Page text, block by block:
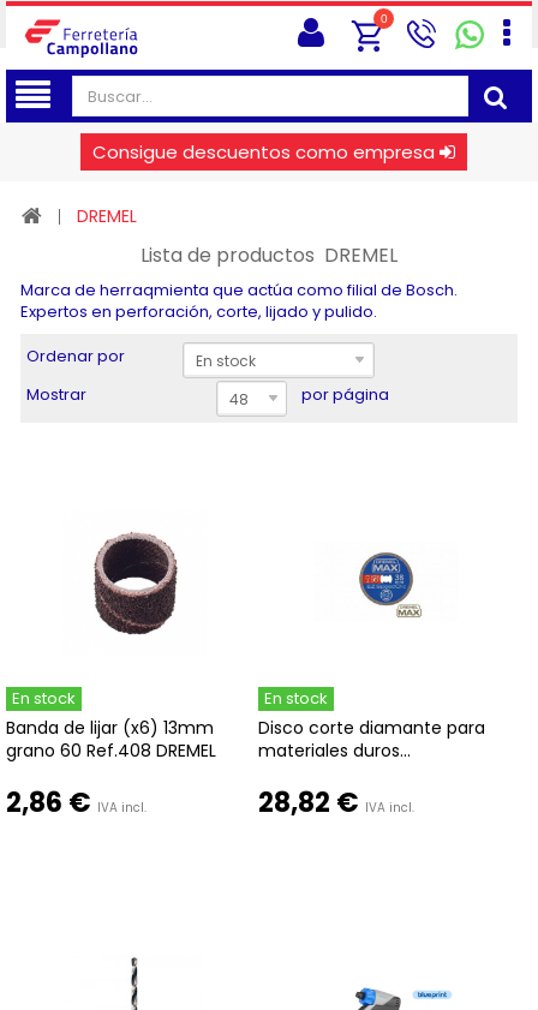
0
Consigue descuentos como empresa
DREMEL
Lista de productos DREMEL
Marca de herraqmienta que actúa como filial de Bosch.
Expertos en perforación, corte, lijado y pulido.
Ordenar por
En stock
Mostrar 48 por página
En stock
Banda de lijar (x6) 13mm
grano 60 Ref.408 DREMEL
2,86 € IVA incl.
En stock
Disco corte diamante para
materiales duros...
28,82 € IVA incl.